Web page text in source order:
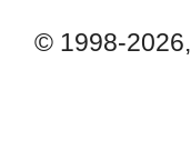
© 1998-2026,